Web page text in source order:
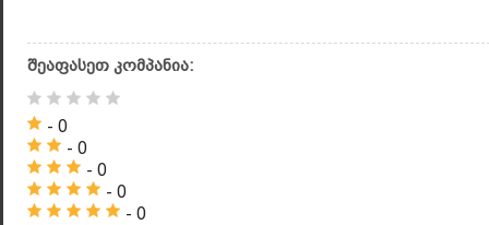
შეაფასეთ კომპანია:
- 0
- 0
- 0
- 0
- 0